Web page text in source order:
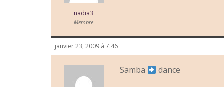
nadia3
Membre
janvier 23, 2009 à 7:46
Samba dance